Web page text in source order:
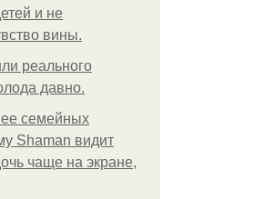
и не
вины.
реального
давно.
семейных
Shaman видит
чаще на экране,